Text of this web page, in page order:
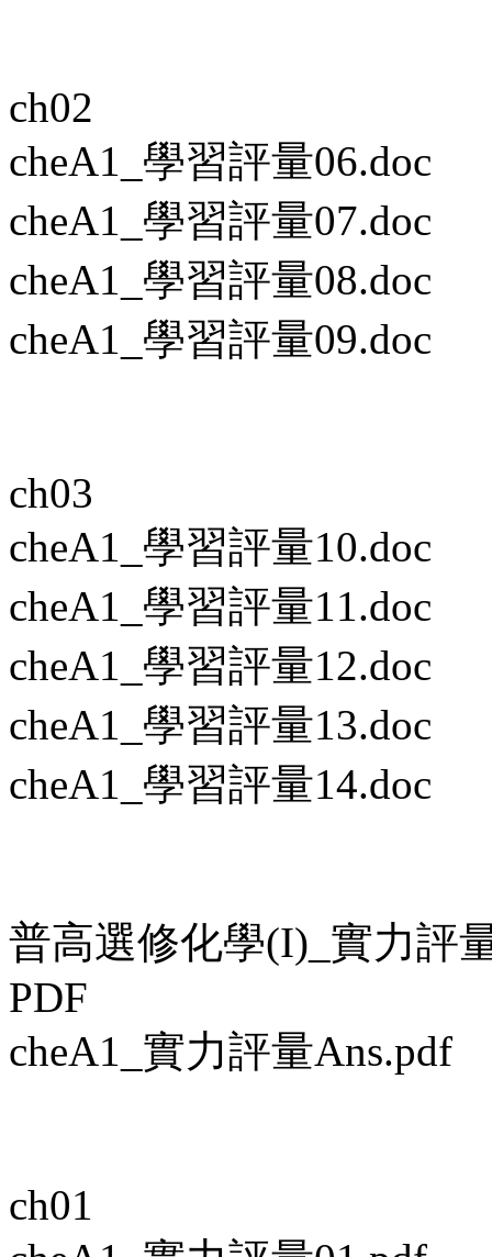
ch02
cheA1_學習評量06.doc
cheA1_學習評量07.doc
cheA1_學習評量08.doc
cheA1_學習評量09.doc
ch03
cheA1_學習評量10.doc
cheA1_學習評量11.doc
cheA1_學習評量12.doc
cheA1_學習評量13.doc
cheA1_學習評量14.doc
普高選修化學(I)_實力評
PDF
cheA1_實力評量Ans.pdf
ch01